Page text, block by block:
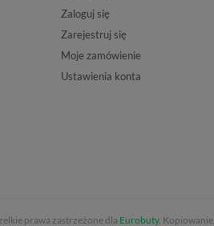
Zaloguj się
Zarejestruj się
Moje zamówienie
Ustawienia konta
prawa zastrzeżone dla Eurobuty. Kopiowanie,